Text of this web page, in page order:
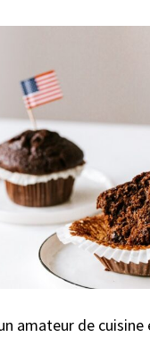
amateur de cuisine